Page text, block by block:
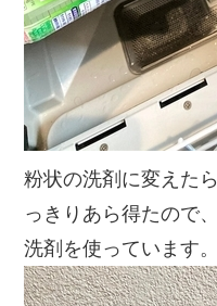
粉状の洗剤に変えた
っきりあら得たので
洗剤を使っています。